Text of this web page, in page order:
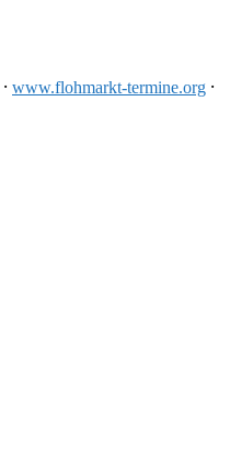
⸱ www.flohmarkt-termine.org ⸱